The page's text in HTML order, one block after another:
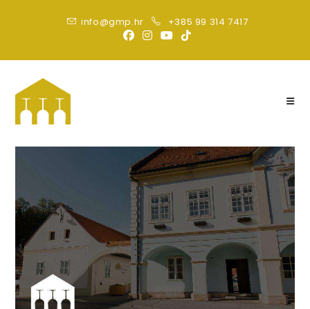
info@gmp.hr +385 99 314 7417